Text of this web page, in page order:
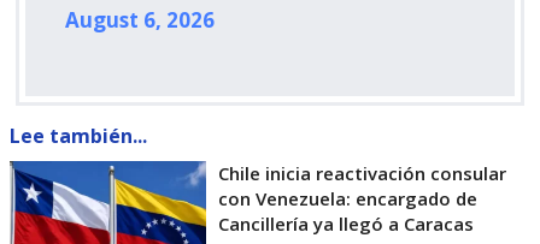
August 6, 2026
Lee también...
Chile inicia reactivación consular
con Venezuela: encargado de
Cancillería ya llegó a Caracas